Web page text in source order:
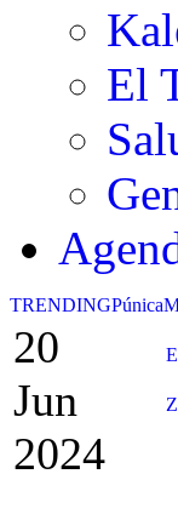
El
TRENDINGPúnica
20
Jun
2024